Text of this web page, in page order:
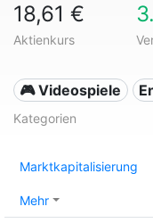
18,61 €
Aktienkurs
🎮 Videospiele
Kategorien
Marktkapitalisierung
Mehr